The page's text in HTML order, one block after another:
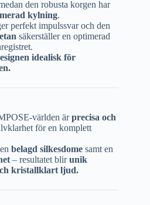
den robusta korgen har
kylning.
perfekt impulssvar och den
säkerställer en optimerad
idealisk för
världen ärprecisa och
för en komplett
belagd silkesdome samt en
– resultatet blirunik
kristallklart ljud.